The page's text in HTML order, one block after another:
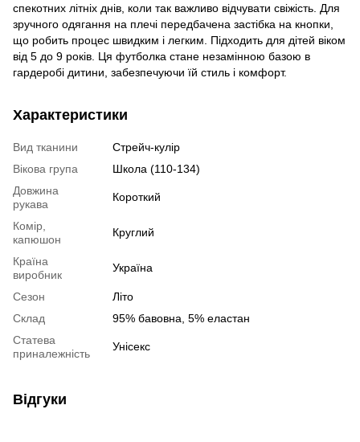
спекотних літніх днів, коли так важливо відчувати свіжість. Для
зручного одягання на плечі передбачена застібка на кнопки,
що робить процес швидким і легким. Підходить для дітей віком
від 5 до 9 років. Ця футболка стане незамінною базою в
гардеробі дитини, забезпечуючи їй стиль і комфорт.
Характеристики
Вид тканини
Стрейч-кулір
Вікова група
Школа (110-134)
Довжина
рукава
Короткий
Комір,
капюшон
Круглий
Країна
виробник
Україна
Сезон
Літо
Склад
95% бавовна, 5% еластан
Статева
приналежність
Унісекс
Відгуки